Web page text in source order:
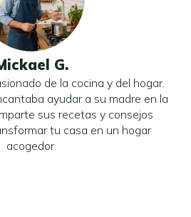
G.
de la cocina y del hogar.
ayudar a su madre en la
sus recetas y consejos
tu casa en un hogar
acogedor.